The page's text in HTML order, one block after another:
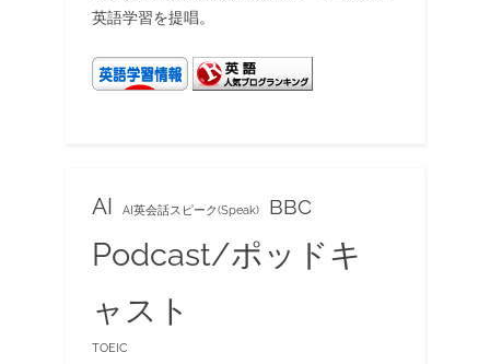
英語学習を提唱。
AI AI英会話スピーク(Speak) BBC
Podcast/ポッドキ
ャスト
TOEIC